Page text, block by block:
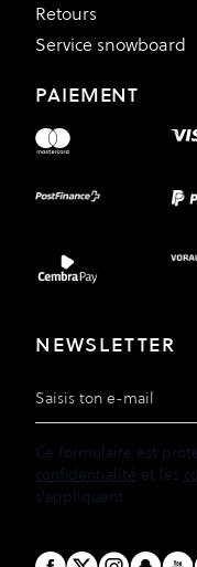
Retours
Service snowboard
PAIEMENT
NEWSLETTER
Adresse e-mail
Ce formulaire est
confidentialité et les
s'appliquent.